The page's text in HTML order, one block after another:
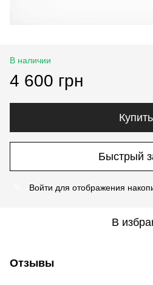
В наличии
4 600 грн
Купить
Быстрый
Войти для отображения
В
Отзывы